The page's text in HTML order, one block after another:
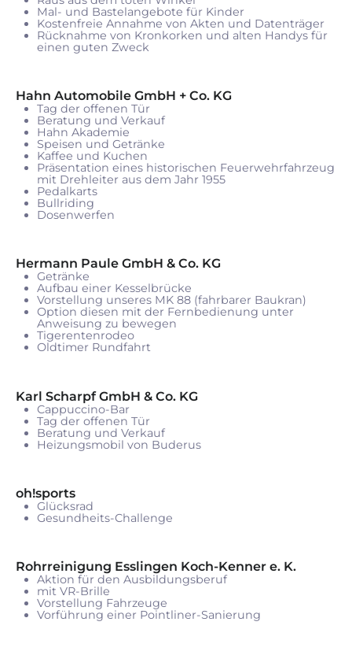
Mal- und Bastelangebote für Kinder
Kostenfreie Annahme von Akten und Datenträger
Rücknahme von Kronkorken und alten Handys für
einen guten Zweck
Hahn Automobile GmbH + Co. KG
Tag der offenen Tür
Beratung und Verkauf
Hahn Akademie
Speisen und Getränke
Kaffee und Kuchen
Präsentation eines historischen Feuerwehrfahrzeug
mit Drehleiter aus dem Jahr 1955
Pedalkarts
Bullriding
Dosenwerfen
Hermann Paule GmbH & Co. KG
Getränke
Aufbau einer Kesselbrücke
Vorstellung unseres MK 88 (fahrbarer Baukran)
Option diesen mit der Fernbedienung unter
Anweisung zu bewegen
Tigerentenrodeo
Oldtimer Rundfahrt
Karl Scharpf GmbH & Co. KG
Cappuccino-Bar
Tag der offenen Tür
Beratung und Verkauf
Heizungsmobil von Buderus
oh!sports
Glücksrad
Gesundheits-Challenge
Rohrreinigung Esslingen Koch-Kenner e. K.
Aktion für den Ausbildungsberuf
mit VR-Brille
Vorstellung Fahrzeuge
Vorführung einer Pointliner-Sanierung